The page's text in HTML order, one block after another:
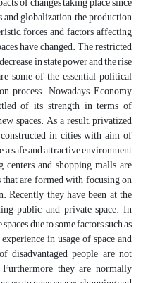
and globalization, the production
forces and factors affecting
have changed. The restricted
in state power and the rise
some of the essential political
process. Nowadays Economy
of its strength in terms of
spaces. As a result, privatized
in cities with aim of
safe and attractive environment
and shopping malls are
are formed with focusing on
they have been at the
public and private space. In
due to some factors such as
in usage of space and
disadvantaged people are not
they are normally